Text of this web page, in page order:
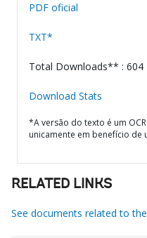
PDF oficial
TXT*
Total Downloads** : 604
Download Stats
*A versão do texto é um
unicamente em benefício de
RELATED LINKS
See documents related to